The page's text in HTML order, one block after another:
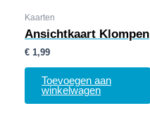
Kaarten
Ansichtkaart Klompen
€ 1,99
Toevoegen aan
winkelwagen